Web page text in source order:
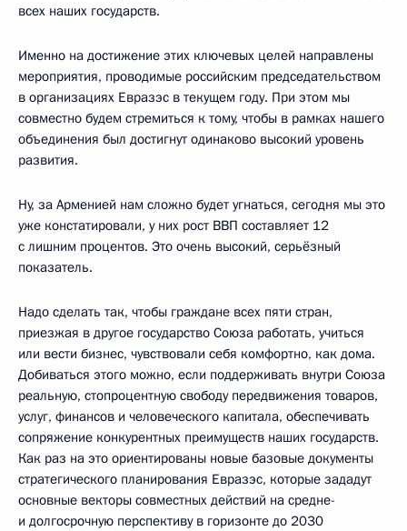
всех наших государств.
Именно на достижение этих ключевых целей направлены
мероприятия, проводимые российским председательством
в организациях Евразэс в текущем году. При этом мы
совместно будем стремиться к тому, чтобы в рамках нашего
объединения был достигнут одинаково высокий уровень
развития.
Ну, за Арменией нам сложно будет угнаться, сегодня мы это
уже констатировали, у них рост ВВП составляет 12
с лишним процентов. Это очень высокий, серьёзный
показатель.
Надо сделать так, чтобы граждане всех пяти стран,
приезжая в другое государство Союза работать, учиться
или вести бизнес, чувствовали себя комфортно, как дома.
Добиваться этого можно, если поддерживать внутри Союза
реальную, стопроцентную свободу передвижения товаров,
услуг, финансов и человеческого капитала, обеспечивать
сопряжение конкурентных преимуществ наших государств.
Как раз на это ориентированы новые базовые документы
стратегического планирования Евразэс, которые зададут
основные векторы совместных действий на средне-
и долгосрочную перспективу в горизонте до 2030